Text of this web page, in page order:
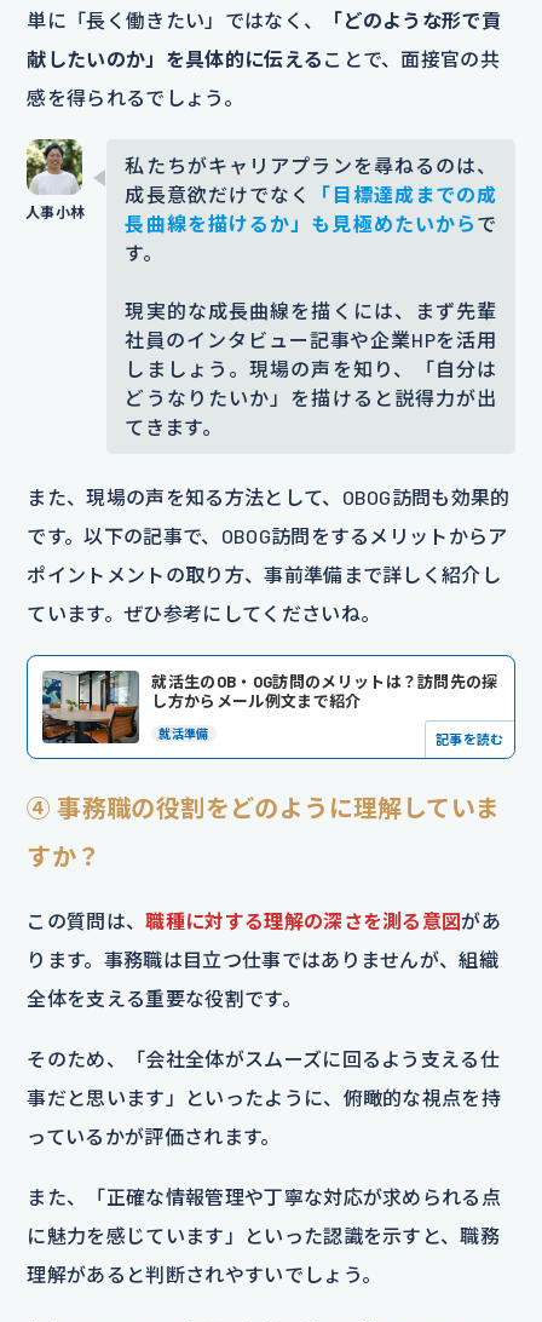
単に「長く働きたい」ではなく、
「どのような形で貢
献したいのか」を具体的に伝える ことで、面接官の共
感を得られるでしょう。
私たちがキャリアプランを尋ねるのは、
成長意欲だけでなく
「目標達成までの成
長曲線を描けるか」も見極めたいから で
す。
現実的な成長曲線を描くには、まず先輩
社員のインタビュー記事や企業HPを活用
しましょう。現場の声を知り、「自分は
どうなりたいか」を描けると説得力が出
てきます。
また、現場の声を知る方法として、OBOG訪問も効果的
です。以下の記事で、OBOG訪問をするメリットからア
ポイントメントの取り方、事前準備まで詳しく紹介し
ています。ぜひ参考にしてくださいね。
就活生のOB・OG訪問のメリットは？訪問先の探
し方からメール例文まで紹介
就活準備 記事を読む
④ 事務職の役割をどのように理解していま
すか？
この質問は、職種に対する理解の深さを測る意図があ
ります。事務職は目立つ仕事ではありませんが、組織
全体を支える重要な役割です。
そのため、「会社全体がスムーズに回るよう支える仕
事だと思います」といったように、俯瞰的な視点を持
っているかが評価されます。
また、「正確な情報管理や丁寧な対応が求められる点
に魅力を感じています」といった認識を示すと、職務
理解があると判断されやすいでしょう。